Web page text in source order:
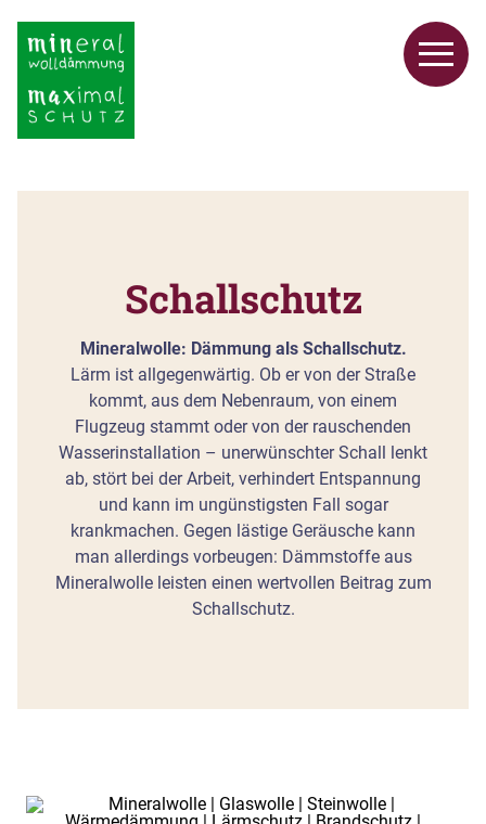
Schallschutz
Mineralwolle: Dämmung als Schallschutz.
Lärm ist allgegenwärtig. Ob er von der Straße
kommt, aus dem Nebenraum, von einem
Flugzeug stammt oder von der rauschenden
Wasserinstallation – unerwünschter Schall lenkt
ab, stört bei der Arbeit, verhindert Entspannung
und kann im ungünstigsten Fall sogar
krankmachen. Gegen lästige Geräusche kann
man allerdings vorbeugen: Dämmstoffe aus
Mineralwolle leisten einen wertvollen Beitrag zum
Schallschutz.